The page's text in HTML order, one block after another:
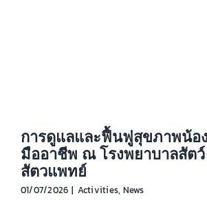
การดูแลและฟื้นฟูสุขภาพน้อ
มืออาชีพ ณ โรงพยาบาลสัตว์
สัตวแพทย์
01/07/2026 | Activities, News